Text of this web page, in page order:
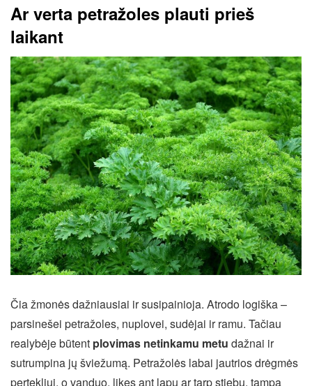
Ar verta petražoles plauti prieš
laikant
Čia žmonės dažniausiai ir susipainioja. Atrodo logiška –
parsinešei petražoles, nuplovei, sudėjai ir ramu. Tačiau
realybėje būtent plovimas netinkamu metu dažnai ir
sutrumpina jų šviežumą. Petražolės labai jautrios drėgmės
pertekliui, o vanduo, likęs ant lapų ar tarp stiebų, tampa